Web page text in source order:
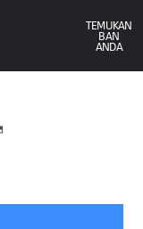
TEMUKAN
BAN
ANDA